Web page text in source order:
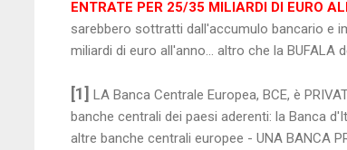
ENTRATE PER 25/35 MILIARDI DI EURO
sarebbero sottratti dall'accumulo bancario e
miliardi di euro all'anno... altro che la BUFALA
[1] LA Banca Centrale Europea, BCE, è
banche centrali dei paesi aderenti: la Banca
altre banche centrali europee - UNA BANCA